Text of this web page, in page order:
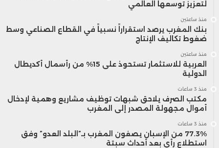
لتعزيز توسعها العالمي
منذ ساعتين
بنك المغرب يرصد استقراراً نسبياً في القطاع الصناعي وسط
ضغوط تكاليف الإنتاج
منذ ساعتين
العربية للاستثمار تستحوذ على 15% من رأسمال أكديطال
الدولية
منذ 3 ساعات
مكتب الصرف يلاحق شبهات توظيف مشاريع وهمية لإدخال
أموال مجهولة المصدر إلى المغرب
منذ 3 ساعات
77.3% من الإسبان يصفون المغرب بـ”البلد العدو” وفق
استطلاع رأي بعد أحداث سبتة